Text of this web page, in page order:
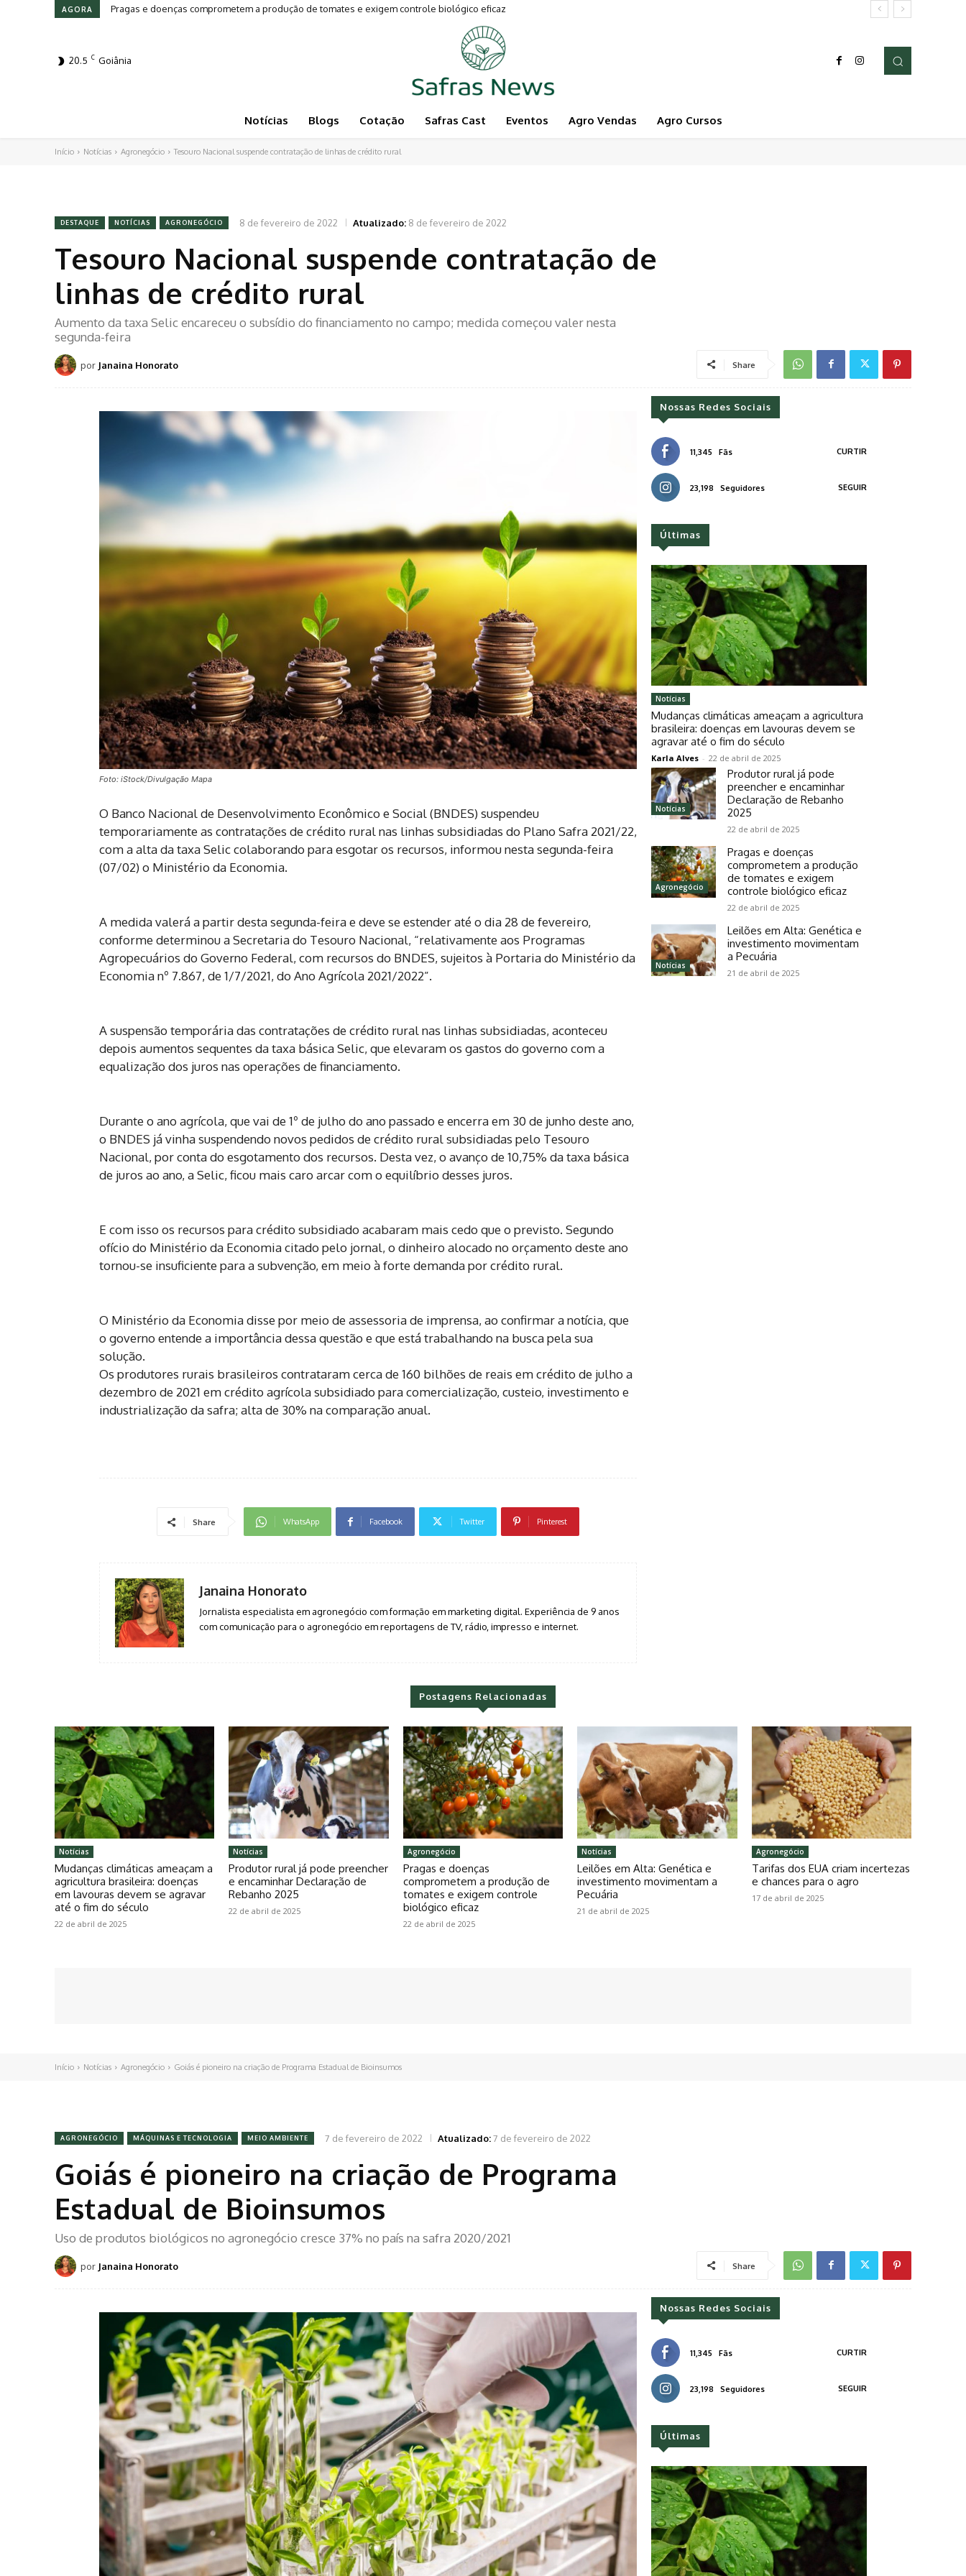
AGORA Pragas e doenças comprometem a produção de tomates e exigem controle biológico eficaz
Leilões em Alta: Genética e investimento movimentam a Pecuária
20.5 C Goiânia
Notícias Blogs Cotação Safras Cast Eventos Agro Vendas Agro Cursos
Início Notícias Agronegócio Tesouro Nacional suspende contratação de linhas de crédito rural
DESTAQUE NOTÍCIAS AGRONEGÓCIO 8 de fevereiro de 2022 Atualizado: 8 de fevereiro de 2022
Tesouro Nacional suspende contratação de
linhas de crédito rural
Aumento da taxa Selic encareceu o subsídio do financiamento no campo; medida começou valer nesta
segunda-feira
por Janaina Honorato Share
Foto: iStock/Divulgação Mapa
O Banco Nacional de Desenvolvimento Econômico e Social (BNDES) suspendeu
temporariamente as contratações de crédito rural nas linhas subsidiadas do Plano Safra 2021/22,
com a alta da taxa Selic colaborando para esgotar os recursos, informou nesta segunda-feira
(07/02) o Ministério da Economia.
A medida valerá a partir desta segunda-feira e deve se estender até o dia 28 de fevereiro,
conforme determinou a Secretaria do Tesouro Nacional, “relativamente aos Programas
Agropecuários do Governo Federal, com recursos do BNDES, sujeitos à Portaria do Ministério da
Economia nº 7.867, de 1/7/2021, do Ano Agrícola 2021/2022”.
A suspensão temporária das contratações de crédito rural nas linhas subsidiadas, aconteceu
depois aumentos sequentes da taxa básica Selic, que elevaram os gastos do governo com a
equalização dos juros nas operações de financiamento.
Durante o ano agrícola, que vai de 1º de julho do ano passado e encerra em 30 de junho deste ano,
o BNDES já vinha suspendendo novos pedidos de crédito rural subsidiadas pelo Tesouro
Nacional, por conta do esgotamento dos recursos. Desta vez, o avanço de 10,75% da taxa básica
de juros ao ano, a Selic, ficou mais caro arcar com o equilíbrio desses juros.
E com isso os recursos para crédito subsidiado acabaram mais cedo que o previsto. Segundo
ofício do Ministério da Economia citado pelo jornal, o dinheiro alocado no orçamento deste ano
tornou-se insuficiente para a subvenção, em meio à forte demanda por crédito rural.
O Ministério da Economia disse por meio de assessoria de imprensa, ao confirmar a notícia, que
o governo entende a importância dessa questão e que está trabalhando na busca pela sua
solução.
Os produtores rurais brasileiros contrataram cerca de 160 bilhões de reais em crédito de julho a
dezembro de 2021 em crédito agrícola subsidiado para comercialização, custeio, investimento e
industrialização da safra; alta de 30% na comparação anual.
Share WhatsApp Facebook Twitter Pinterest
Janaina Honorato
Jornalista especialista em agronegócio com formação em marketing digital. Experiência de 9 anos
com comunicação para o agronegócio em reportagens de TV, rádio, impresso e internet.
Nossas Redes Sociais
11,345 Fãs CURTIR
23,198 Seguidores SEGUIR
Últimas
Notícias
Mudanças climáticas ameaçam a agricultura
brasileira: doenças em lavouras devem se
agravar até o fim do século
Karla Alves - 22 de abril de 2025
Notícias
Produtor rural já pode
preencher e encaminhar
Declaração de Rebanho
2025
22 de abril de 2025
Agronegócio
Pragas e doenças
comprometem a produção
de tomates e exigem
controle biológico eficaz
22 de abril de 2025
Notícias
Leilões em Alta: Genética e
investimento movimentam
a Pecuária
21 de abril de 2025
Postagens Relacionadas
Notícias
Mudanças climáticas ameaçam a
agricultura brasileira: doenças
em lavouras devem se agravar
até o fim do século
22 de abril de 2025
Notícias
Produtor rural já pode preencher
e encaminhar Declaração de
Rebanho 2025
22 de abril de 2025
Agronegócio
Pragas e doenças
comprometem a produção de
tomates e exigem controle
biológico eficaz
22 de abril de 2025
Notícias
Leilões em Alta: Genética e
investimento movimentam a
Pecuária
21 de abril de 2025
Agronegócio
Tarifas dos EUA criam incertezas
e chances para o agro
17 de abril de 2025